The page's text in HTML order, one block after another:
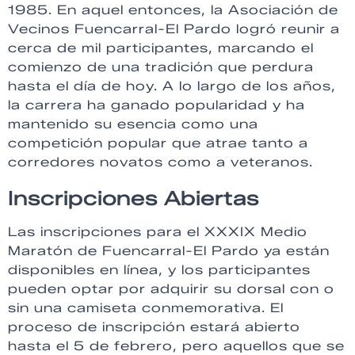
1985. En aquel entonces, la Asociación de
Vecinos Fuencarral-El Pardo logró reunir a
cerca de mil participantes, marcando el
comienzo de una tradición que perdura
hasta el día de hoy. A lo largo de los años,
la carrera ha ganado popularidad y ha
mantenido su esencia como una
competición popular que atrae tanto a
corredores novatos como a veteranos.
Inscripciones Abiertas
Las inscripciones para el XXXIX Medio
Maratón de Fuencarral-El Pardo ya están
disponibles en línea, y los participantes
pueden optar por adquirir su dorsal con o
sin una camiseta conmemorativa. El
proceso de inscripción estará abierto
hasta el 5 de febrero, pero aquellos que se